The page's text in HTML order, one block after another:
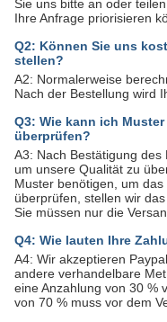
Sie uns bitte an oder
Ihre Anfrage priorisieren
Q2: Können Sie uns
stellen?
A2: Normalerweise
Nach der Bestellung wird
Q3: Wie kann ich
überprüfen?
A3: Nach Bestätigung des
um unsere Qualität zu
Muster benötigen, um
überprüfen, stellen wir
Sie müssen nur die
Q4: Wie lauten Ihre
A4: Wir akzeptieren
andere verhandelbare
eine Anzahlung von 30 %
von 70 % muss vor dem